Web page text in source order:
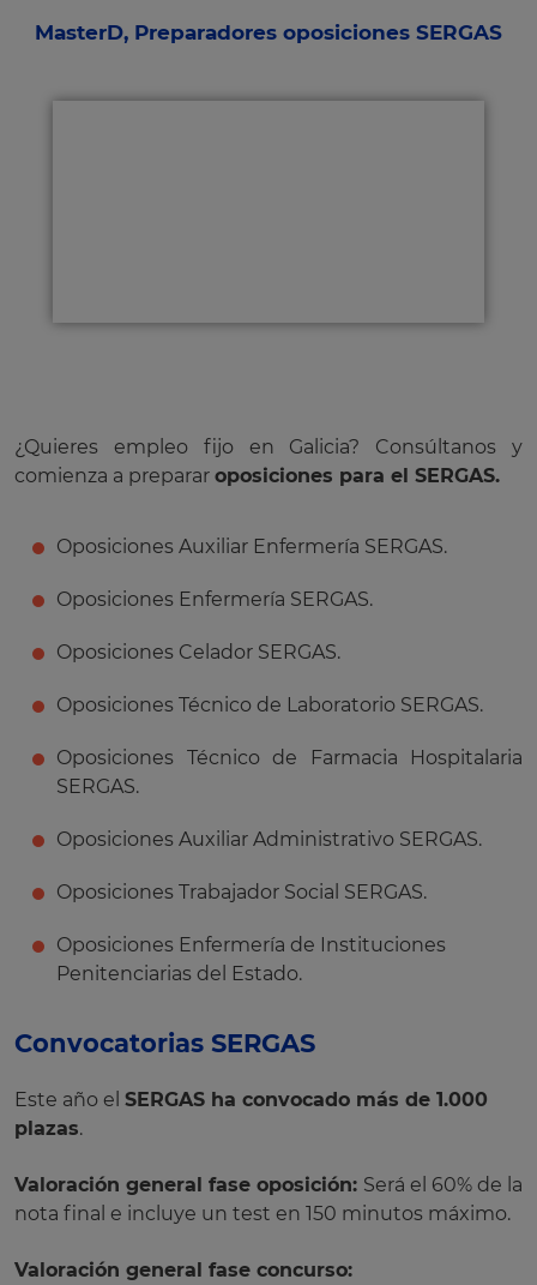
MasterD, Preparadores oposiciones SERGAS
¿Quieres empleo fijo en Galicia? Consúltanos y
comienza a preparar oposiciones para el SERGAS.
Oposiciones Auxiliar Enfermería SERGAS.
Oposiciones Enfermería SERGAS.
Oposiciones Celador SERGAS.
Oposiciones Técnico de Laboratorio SERGAS.
Oposiciones Técnico de Farmacia Hospitalaria
SERGAS.
Oposiciones Auxiliar Administrativo SERGAS.
Oposiciones Trabajador Social SERGAS.
Oposiciones Enfermería de Instituciones
Penitenciarias del Estado.
Convocatorias SERGAS
Este año el SERGAS ha convocado más de 1.000
plazas.
Valoración general fase oposición: Será el 60% de la
nota final e incluye un test en 150 minutos máximo.
Valoración general fase concurso: